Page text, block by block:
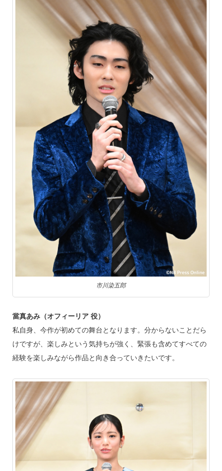
市川染五郎
當真あみ（オフィーリア 役）
私自身、今作が初めての舞台となります。分からないことだら
けですが、楽しみという気持ちが強く、緊張も含めてすべての
経験を楽しみながら作品と向き合っていきたいです。